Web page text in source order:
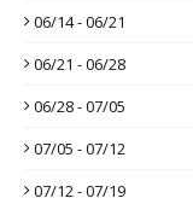
06/14 - 06/21
06/21 - 06/28
06/28 - 07/05
07/05 - 07/12
07/12 - 07/19